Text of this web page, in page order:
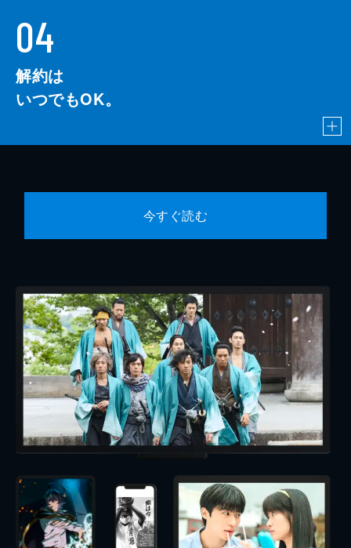
04
解約は
いつでもOK。
今すぐ読む